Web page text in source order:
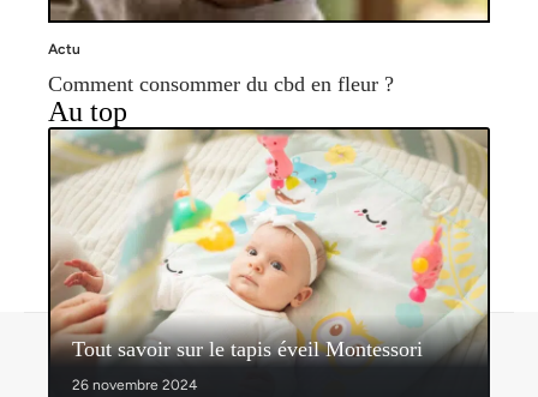
Actu
Comment consommer du cbd en fleur ?
Au top
Tout savoir sur le tapis éveil Montessori
26 novembre 2024© 2026 | parvisdesgentils.fr
Contact Mentions légales Sitemap